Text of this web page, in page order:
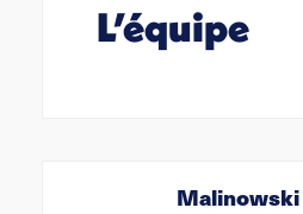
L’équipe
Malinowski